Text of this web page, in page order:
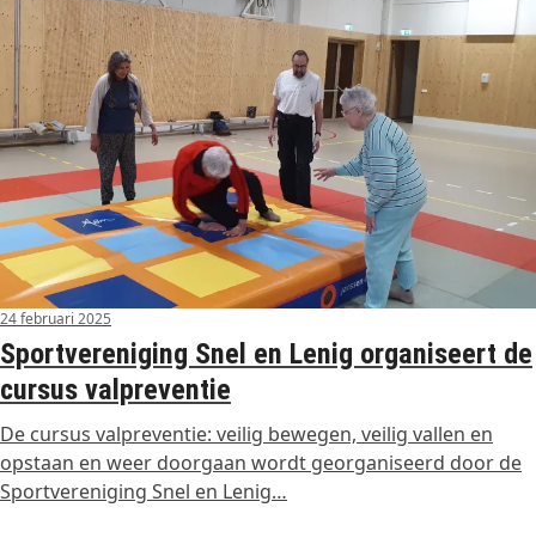
24 februari 2025
Sportvereniging Snel en Lenig organiseert de
cursus valpreventie
De cursus valpreventie: veilig bewegen, veilig vallen en
opstaan en weer doorgaan wordt georganiseerd door de
Sportvereniging Snel en Lenig…